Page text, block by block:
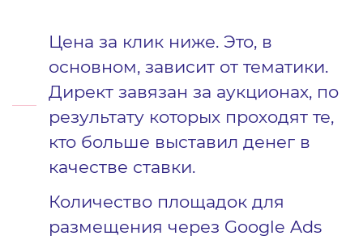
Цена за клик ниже. Это, в
основном, зависит от тематики.
Директ завязан за аукционах, по
результату которых проходят те,
кто больше выставил денег в
качестве ставки.
Количество площадок для
размещения через Google Ads